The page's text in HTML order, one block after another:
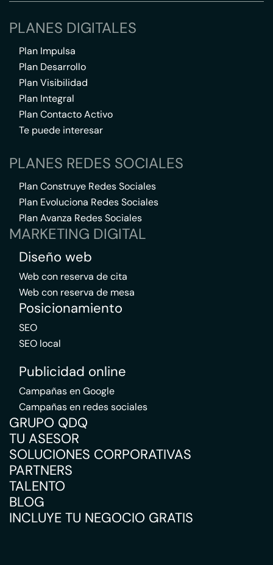
PLANES DIGITALES
Plan Impulsa
Plan Desarrollo
Plan Visibilidad
Plan Integral
Plan Contacto Activo
Te puede interesar
PLANES REDES SOCIALES
Plan Construye Redes Sociales
Plan Evoluciona Redes Sociales
Plan Avanza Redes Sociales
MARKETING DIGITAL
Diseño web
Web con reserva de cita
Web con reserva de mesa
Posicionamiento
SEO
SEO local
Publicidad online
Campañas en Google
Campañas en redes sociales
GRUPO QDQ
TU ASESOR
SOLUCIONES CORPORATIVAS
PARTNERS
TALENTO
BLOG
INCLUYE TU NEGOCIO GRATIS